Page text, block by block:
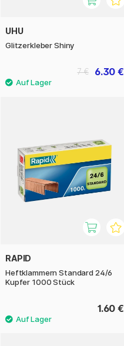
UHU
Glitzerkleber Shiny
6.30 €
7 €
RAPID
Heftklammern Standard 24/6
Kupfer 1000 Stück
1.60 €